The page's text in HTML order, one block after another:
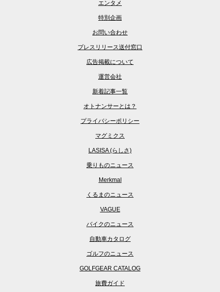
エンタメ
特別企画
お問い合わせ
プレスリリース送付窓口
広告掲載について
運営会社
新着記事一覧
オトナンサーとは？
プライバシーポリシー
マグミクス
LASISA (らしさ)
乗りものニュース
Merkmal
くるまのニュース
VAGUE
バイクのニュース
自動車カタログ
ゴルフのニュース
GOLFGEAR CATALOG
旅費ガイド